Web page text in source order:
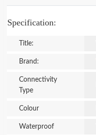
Specification:
Title:
Brand:
Connectivity
Type
Colour
Waterproof